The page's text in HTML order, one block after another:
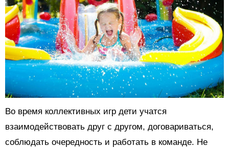
Во время коллективных игр дети учатся
взаимодействовать друг с другом, договариваться,
соблюдать очередность и работать в команде. Не